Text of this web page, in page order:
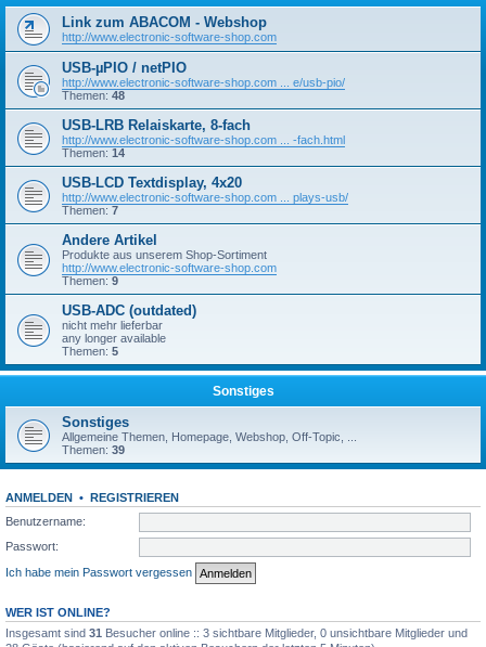
Link zum ABACOM - Webshop
http://www.electronic-software-shop.com
USB-µPIO / netPIO
http://www.electronic-software-shop.com ... e/usb-pio/
Themen: 48
USB-LRB Relaiskarte, 8-fach
http://www.electronic-software-shop.com ... -fach.html
Themen: 14
USB-LCD Textdisplay, 4x20
http://www.electronic-software-shop.com ... plays-usb/
Themen: 7
Andere Artikel
Produkte aus unserem Shop-Sortiment
http://www.electronic-software-shop.com
Themen: 9
USB-ADC (outdated)
nicht mehr lieferbar
any longer available
Themen: 5
Sonstiges
Sonstiges
Allgemeine Themen, Homepage, Webshop, Off-Topic, ...
Themen: 39
ANMELDEN • REGISTRIEREN
Benutzername:
Passwort:
Ich habe mein Passwort vergessen
WER IST ONLINE?
Insgesamt sind 31 Besucher online :: 3 sichtbare Mitglieder, 0 unsichtbare Mitglieder und